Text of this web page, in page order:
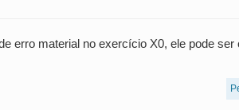
erro material no exercício X0, ele pode ser